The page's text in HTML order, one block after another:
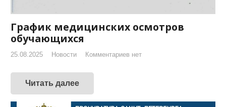
График медицинских осмотров
обучающихся
25.08.2025 Новости Комментариев нет
Читать далее